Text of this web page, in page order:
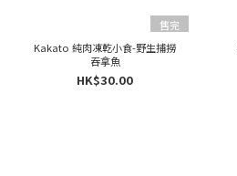
售完
Kakato 純肉凍乾小食-野生捕撈
吞拿魚
HK$30.00